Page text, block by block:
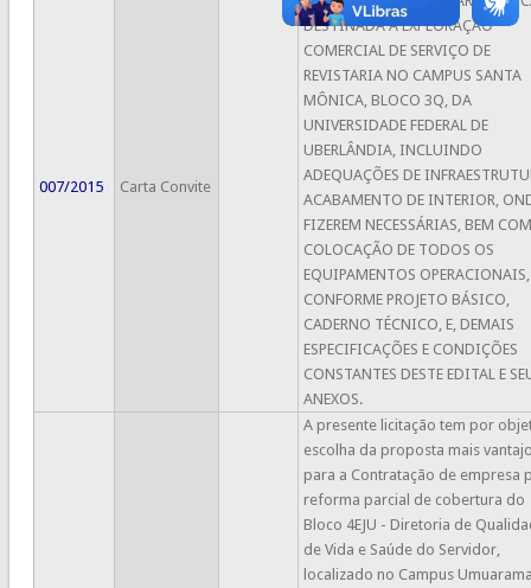
007/2015 Carta Convite
DESTINADA A EXPLORAÇÃO
COMERCIAL DE SERVIÇO DE
REVISTARIA NO CAMPUS SANTA
MÔNICA, BLOCO 3Q, DA
UNIVERSIDADE FEDERAL DE
UBERLÂNDIA, INCLUINDO
ADEQUAÇÕES DE
ACABAMENTO DE INTERIOR,
FIZEREM NECESSÁRIAS, BEM
COLOCAÇÃO DE TODOS OS
EQUIPAMENTOS OPERACIONAIS,
CONFORME PROJETO BÁSICO,
CADERNO TÉCNICO, E, DEMAIS
ESPECIFICAÇÕES E CONDIÇÕES
CONSTANTES DESTE EDITAL E
ANEXOS.
A presente licitação tem por
escolha da proposta mais
para a Contratação de empresa
reforma parcial de cobertura do
Bloco 4EJU - Diretoria de
de Vida e Saúde do Servidor,
localizado no Campus